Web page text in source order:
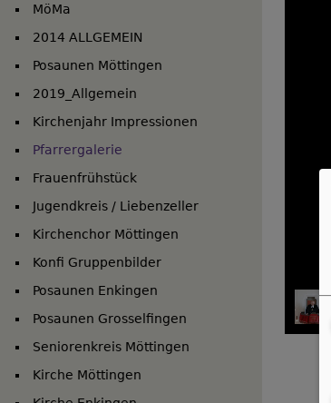
Hauptnavigation
MöMa
2014 ALLGEMEIN
Posaunen Möttingen
2019_Allgemein
Kirchenjahr Impressionen
Pfarrergalerie
Frauenfrühstück
Jugendkreis / Liebenzeller
Kirchenchor Möttingen
Konfi Gruppenbilder
Posaunen Enkingen
Posaunen Grosselfingen
Seniorenkreis Möttingen
Kirche Möttingen